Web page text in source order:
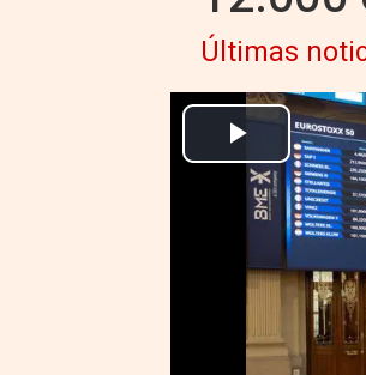
Últimas
Archivo - Paneles del Ibex en el
Europa Press
Actualizado: martes, 8
MADRID 8
El Ibex 35 ha
la cota de los